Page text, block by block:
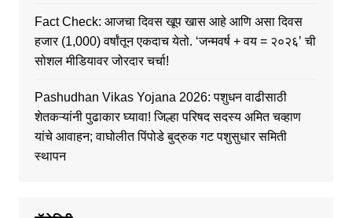
Fact Check: आजचा दिवस खूप खास आहे आणि असा दिवस
हजार (1,000) वर्षांतून एकदाच येतो. ‘जन्मवर्ष + वय = २०२६’ ची
सोशल मीडियावर जोरदार चर्चा!
Pashudhan Vikas Yojana 2026: पशुधन वाढीसाठी
शेतकऱ्यांनी पुढाकार घ्यावा! जिल्हा परिषद सदस्य अमित चव्हाण
यांचे आवाहन; वाघोलीत पिंपोडे बुद्रुक गट पशुसुधार समिती
स्थापन